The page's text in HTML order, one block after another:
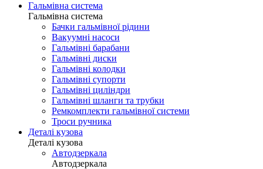
Гальмівна система
Гальмівна система
Бачки гальмівної рідини
Вакуумні насоси
Гальмівні барабани
Гальмівні диски
Гальмівні колодки
Гальмівні супорти
Гальмівні циліндри
Гальмівні шланги та трубки
Ремкомплекти гальмівної системи
Троси ручника
Деталі кузова
Деталі кузова
Автодзеркала
Автодзеркала